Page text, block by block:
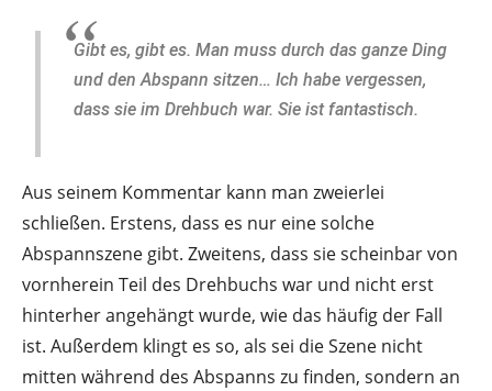
Gibt es, gibt es. Man muss durch das ganze Ding
und den Abspann sitzen… Ich habe vergessen,
dass sie im Drehbuch war. Sie ist fantastisch.
Aus seinem Kommentar kann man zweierlei
schließen. Erstens, dass es nur eine solche
Abspannszene gibt. Zweitens, dass sie scheinbar von
vornherein Teil des Drehbuchs war und nicht erst
hinterher angehängt wurde, wie das häufig der Fall
ist. Außerdem klingt es so, als sei die Szene nicht
mitten während des Abspanns zu finden, sondern an